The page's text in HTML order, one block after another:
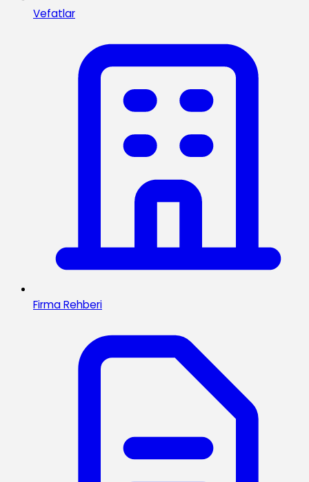
Vefatlar
Firma Rehberi